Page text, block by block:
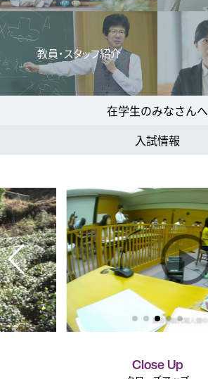
教員・スタッフ紹介
在学生のみなさんへ
入試情報
Close Up